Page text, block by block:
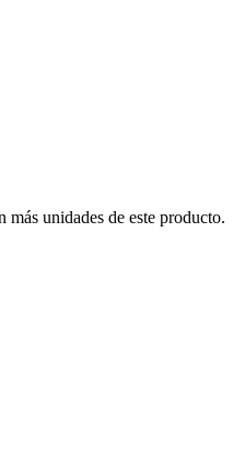
más unidades de este producto.